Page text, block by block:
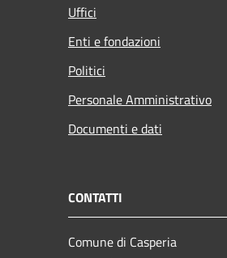
Uffici
Enti e fondazioni
Politici
Personale Amministrativo
Documenti e dati
CONTATTI
Comune di Casperia